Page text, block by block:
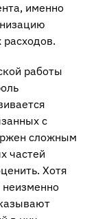
именно
работы
с
сложным
частей
Хотя